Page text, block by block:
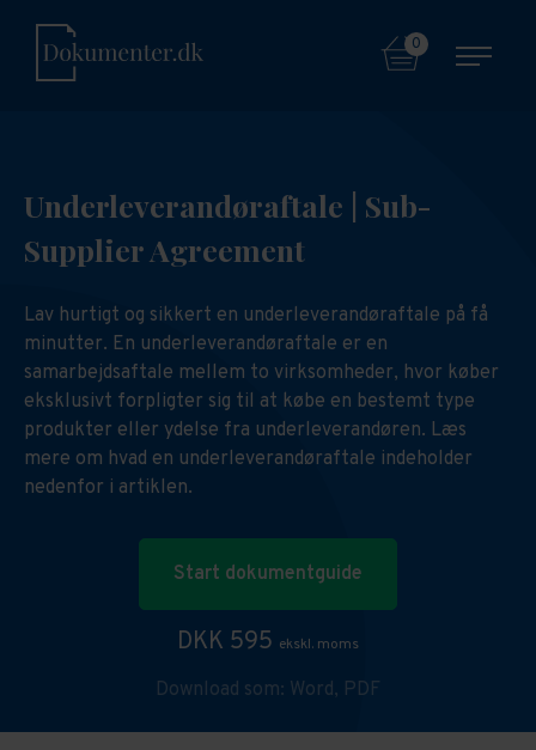
0
Underleverandøraftale | Sub-
Supplier Agreement
Lav hurtigt og sikkert en underleverandøraftale på få
minutter. En underleverandøraftale er en
samarbejdsaftale mellem to virksomheder, hvor køber
eksklusivt forpligter sig til at købe en bestemt type
produkter eller ydelse fra underleverandøren. Læs
mere om hvad en underleverandøraftale indeholder
nedenfor i artiklen.
Start dokumentguide
DKK 595 ekskl. moms
Download som: Word, PDF